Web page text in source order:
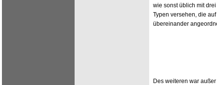
wie sonst üblich mit
Typen versehen, die
übereinander
Des weiteren war